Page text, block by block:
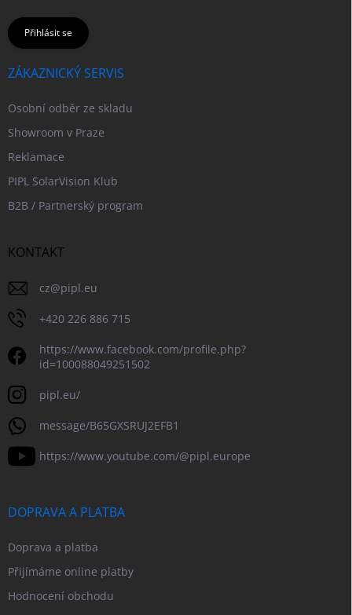
Přihlásit se
ZÁKAZNICKÝ SERVIS
Osobní odběr ze skladu
Showroom v Praze
Reklamace
PIPL SolarVision Klub
B2B / Partnerský program
KONTAKT
cz@pipl.eu
+420 226 886 715
https://www.facebook.com/profile.php?
id=100088049251502
pipl.eu/
message/B65GXSRUJ2EFB1
https://www.youtube.com/@pipl.europe
DOPRAVA A PLATBA
Doprava a platba
Přijímáme online platby
Hodnocení obchodu